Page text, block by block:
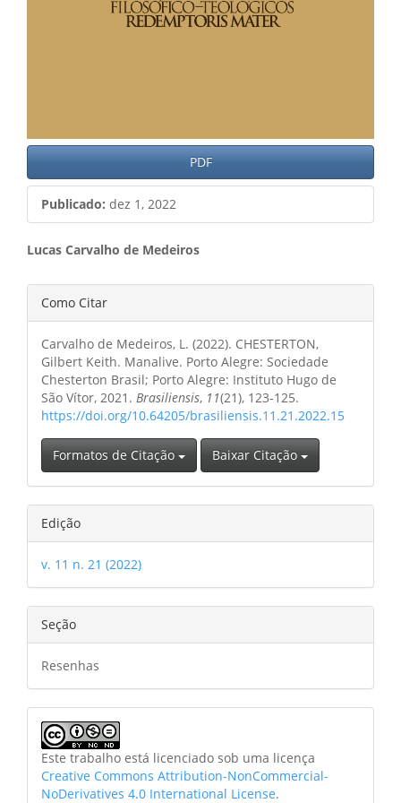
PDF
Publicado: dez 1, 2022
Conteúdo
do
artigo
principal
Lucas Carvalho de Medeiros
Detalhes
do
artigo
Como Citar
Carvalho de Medeiros, L. (2022). CHESTERTON,
Gilbert Keith. Manalive. Porto Alegre: Sociedade
Chesterton Brasil; Porto Alegre: Instituto Hugo de
São Vítor, 2021. Brasiliensis, 11(21), 123-125.
https://doi.org/10.64205/brasiliensis.11.21.2022.15
Formatos de Citação Baixar Citação
Edição
v. 11 n. 21 (2022)
Seção
Resenhas
Este trabalho está licenciado sob uma licença
Creative Commons Attribution-NonCommercial-
NoDerivatives 4.0 International License.